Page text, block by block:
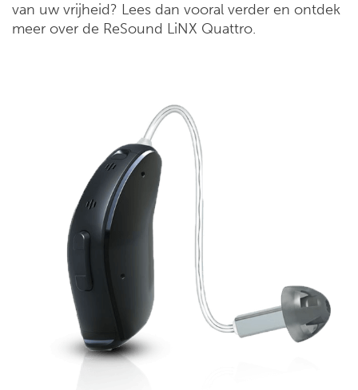
van uw vrijheid? Lees dan vooral verder en ontdek
meer over de ReSound LiNX Quattro.